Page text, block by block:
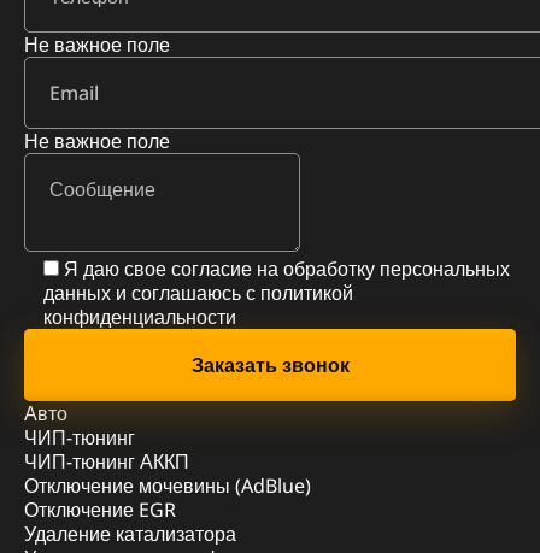
Не важное поле
Не важное поле
Я даю свое согласие на обработку персональных
данных и соглашаюсь с политикой
конфиденциальности
Авто
ЧИП-тюнинг
ЧИП-тюнинг АККП
Отключение мочевины (AdBlue)
Отключение EGR
Удаление катализатора